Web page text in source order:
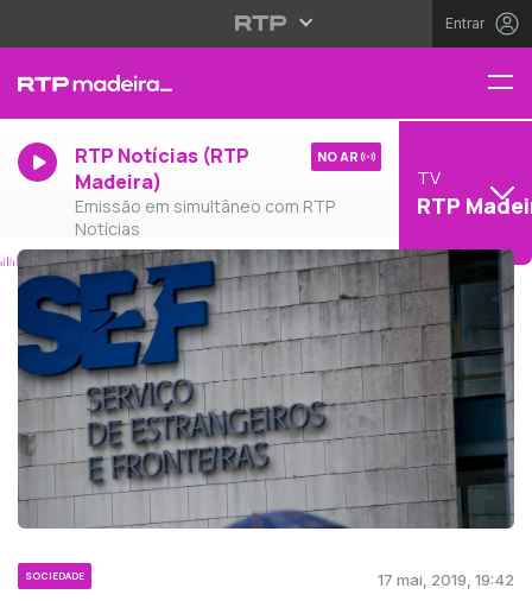
Entrar
RTP Notícias (RTP
Madeira)
Emissão em simultâneo com RTP
Notícias
NO AR
TV
RTP
SOCIEDADE 17 mai, 2019, 19:42